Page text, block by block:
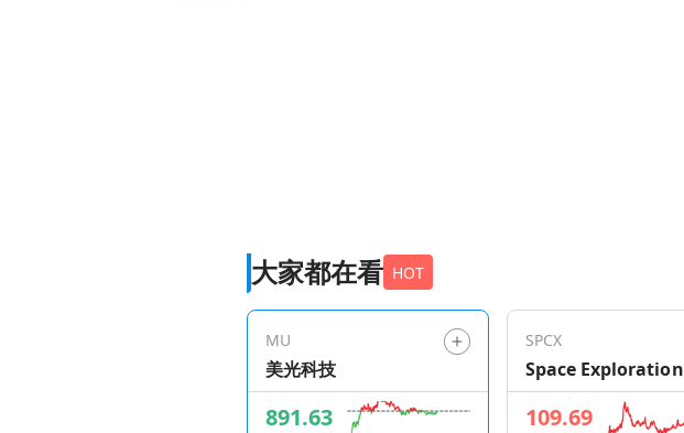
大家都在看 HOT
MU
美光科技
891.63
SPCX
Space Exploration
Technologies
109.69